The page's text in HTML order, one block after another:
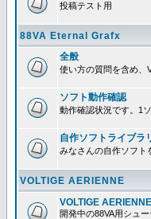
投稿テスト用
88VA Eternal Grafx
全般
使い方の質問を含め、
ソフト動作確認
動作確認状況です。1
自作ソフトライブラ
みなさんの自作ソフト
VOLTIGE AERIENNE
VOLTIGE AERIENNE
開発中の88VA用シュ